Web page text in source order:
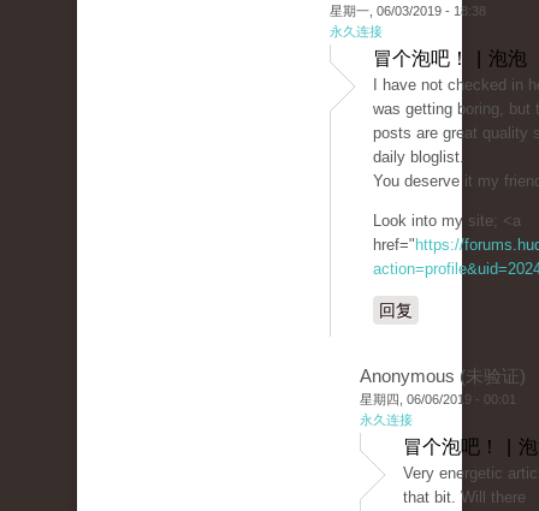
星期一, 06/03/2019 - 18:38
永久连接
冒个泡吧！ | 泡泡
I have not checked in
was getting boring, but
posts are great quality
daily bloglist.
You deserve it my
Look into my site; <a
href=" https://
回复
Anonymous (未验证)
星期四, 06/06/2019 - 00:01
永久连接
冒个泡吧！ |
Very energetic
that bit. Will there